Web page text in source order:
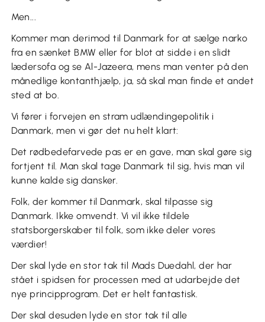
Men...
Kommer man derimod til Danmark for at sælge narko
fra en sænket BMW eller for blot at sidde i en slidt
lædersofa og se Al-Jazeera, mens man venter på den
månedlige kontanthjælp, ja, så skal man finde et andet
sted at bo.
Vi fører i forvejen en stram udlændingepolitik i
Danmark, men vi gør det nu helt klart:
Det rødbedefarvede pas er en gave, man skal gøre sig
fortjent til. Man skal tage Danmark til sig, hvis man vil
kunne kalde sig dansker.
Folk, der kommer til Danmark, skal tilpasse sig
Danmark. Ikke omvendt. Vi vil ikke tildele
statsborgerskaber til folk, som ikke deler vores
værdier!
Der skal lyde en stor tak til Mads Duedahl, der har
stået i spidsen for processen med at udarbejde det
nye principprogram. Det er helt fantastisk.
Der skal desuden lyde en stor tak til alle